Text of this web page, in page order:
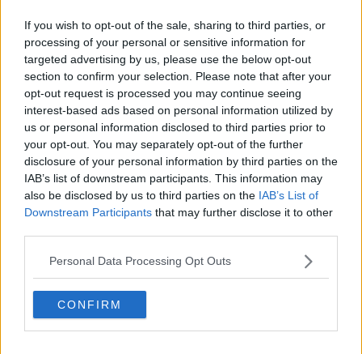
If you wish to opt-out of the sale, sharing to third parties, or
processing of your personal or sensitive information for
targeted advertising by us, please use the below opt-out
section to confirm your selection. Please note that after your
opt-out request is processed you may continue seeing
interest-based ads based on personal information utilized by
us or personal information disclosed to third parties prior to
your opt-out. You may separately opt-out of the further
disclosure of your personal information by third parties on the
IAB’s list of downstream participants. This information may
also be disclosed by us to third parties on the IAB’s List of
Downstream Participants that may further disclose it to other
Personal Data Processing Opt Outs
CONFIRM
​Sei Toscana ascolta i cittadini: come partecipare
Raccolta rifiuti, valore per territorio e comunità
Arezzo Karate chiude l’anno in bellezza
Miss Toscana a Casciana Terme, stasera
l'elezione
Aretini donano strumentazione al San Donato
Sos Animali lancia un appello ai Comuni
Crisi Douglas, 17 negozi a rischio in Toscana
Arezzo, oggi al comunale contro il Trestina